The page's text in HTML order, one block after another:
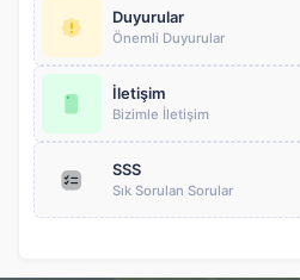
Duyurular
Önemli Duyurular
İletişim
Bizimle İletişim
SSS
Sık Sorulan Sorular